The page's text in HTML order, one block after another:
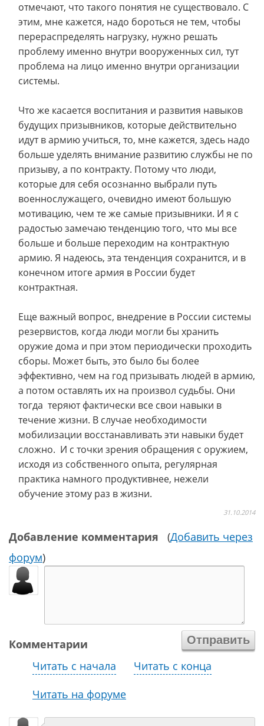
отмечают, что такого понятия не существовало. С
этим, мне кажется, надо бороться не тем, чтобы
перераспределять нагрузку, нужно решать
проблему именно внутри вооруженных сил, тут
проблема на лицо именно внутри организации
системы.
Что же касается воспитания и развития навыков
будущих призывников, которые действительно
идут в армию учиться, то, мне кажется, здесь надо
больше уделять внимание развитию службы не по
призыву, а по контракту. Потому что люди,
которые для себя осознанно выбрали путь
военнослужащего, очевидно имеют большую
мотивацию, чем те же самые призывники. И я с
радостью замечаю тенденцию того, что мы все
больше и больше переходим на контрактную
армию. Я надеюсь, эта тенденция сохранится, и в
конечном итоге армия в России будет
контрактная.
Еще важный вопрос, внедрение в России системы
резервистов, когда люди могли бы хранить
оружие дома и при этом периодически проходить
сборы. Может быть, это было бы более
эффективно, чем на год призывать людей в армию,
а потом оставлять их на произвол судьбы. Они
тогда теряют фактически все свои навыки в
течение жизни. В случае необходимости
мобилизации восстанавливать эти навыки будет
сложно. И с точки зрения обращения с оружием,
исходя из собственного опыта, регулярная
практика намного продуктивнее, нежели
обучение этому раз в жизни.
31.10.2014
Добавление комментария (Добавить через
форум)
Комментарии
Читать с начала
Читать с конца
Читать на форуме